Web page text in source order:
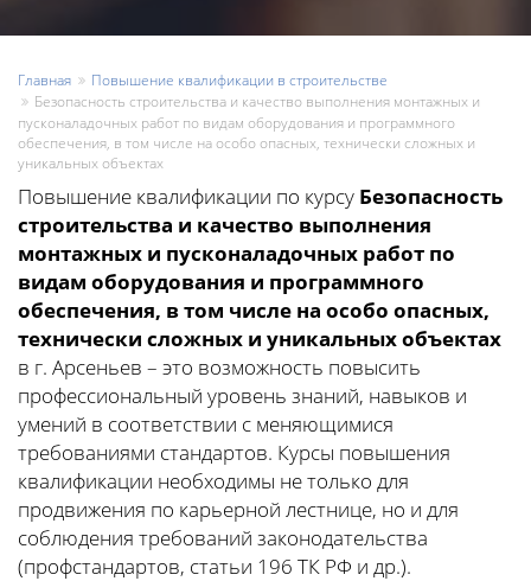
Главная
Повышение квалификации в строительстве
Безопасность строительства и качество выполнения монтажных и
пусконаладочных работ по видам оборудования и программного
обеспечения, в том числе на особо опасных, технически сложных и
уникальных объектах
Повышение квалификации по курсу Безопасность
строительства и качество выполнения
монтажных и пусконаладочных работ по
видам оборудования и программного
обеспечения, в том числе на особо опасных,
технически сложных и уникальных объектах
в г. Арсеньев – это возможность повысить
профессиональный уровень знаний, навыков и
умений в соответствии с меняющимися
требованиями стандартов. Курсы повышения
квалификации необходимы не только для
продвижения по карьерной лестнице, но и для
соблюдения требований законодательства
(профстандартов, статьи 196 ТК РФ и др.).